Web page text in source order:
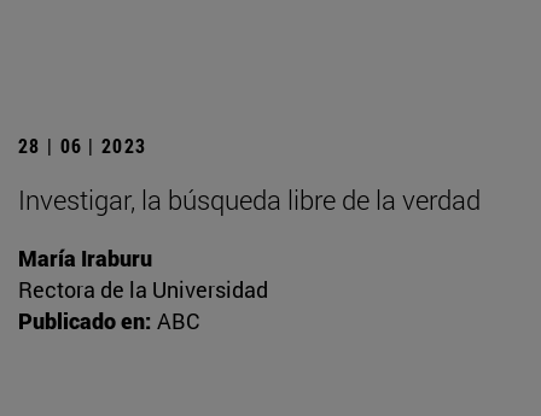
28 | 06 | 2023
Investigar, la búsqueda libre de la verdad
María Iraburu
Rectora de la Universidad
Publicado en: ABC